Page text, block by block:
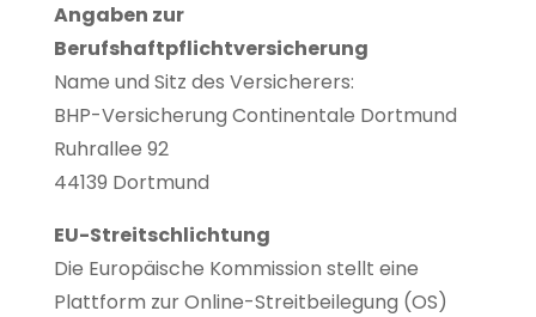
Angaben zur
Berufshaftpflichtversicherung
Name und Sitz des Versicherers:
BHP-Versicherung Continentale Dortmund
Ruhrallee 92
44139 Dortmund
EU-Streitschlichtung
Die Europäische Kommission stellt eine
Plattform zur Online-Streitbeilegung (OS)